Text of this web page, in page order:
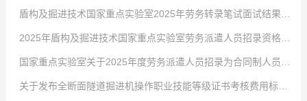
点击次数: 0
2025 -12 -29
盾构及掘进技术国家重点实验室于12月24日开展了国家重点实验室2025年
2025年盾构及掘进技术国家重点实验室劳务派遣人员招录资格审查合格人员名单公示
点击次数: 0
2025 -12 -08
点击次数: 0 关于发布全断面隧道掘进机操作职业技能等级证书考核费用标准（上海市）的公告